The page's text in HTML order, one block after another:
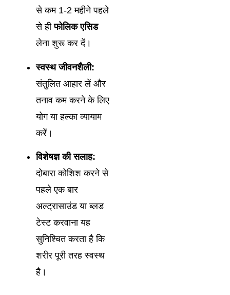
से कम 1-2 महीने पहले
से हीफोलिक एसिड
लेना शुरू कर दें।
स्वस्थ जीवनशैली:
संतुलित आहार लें और
तनाव कम करने के लिए
योग या हल्का व्यायाम
करें।
विशेषज्ञ की सलाह:
दोबारा कोशिश करने से
पहले एक बार
अल्ट्रासाउंड या ब्लड
टेस्ट करवाना यह
सुनिश्चित करता है कि
शरीर पूरी तरह स्वस्थ
है।